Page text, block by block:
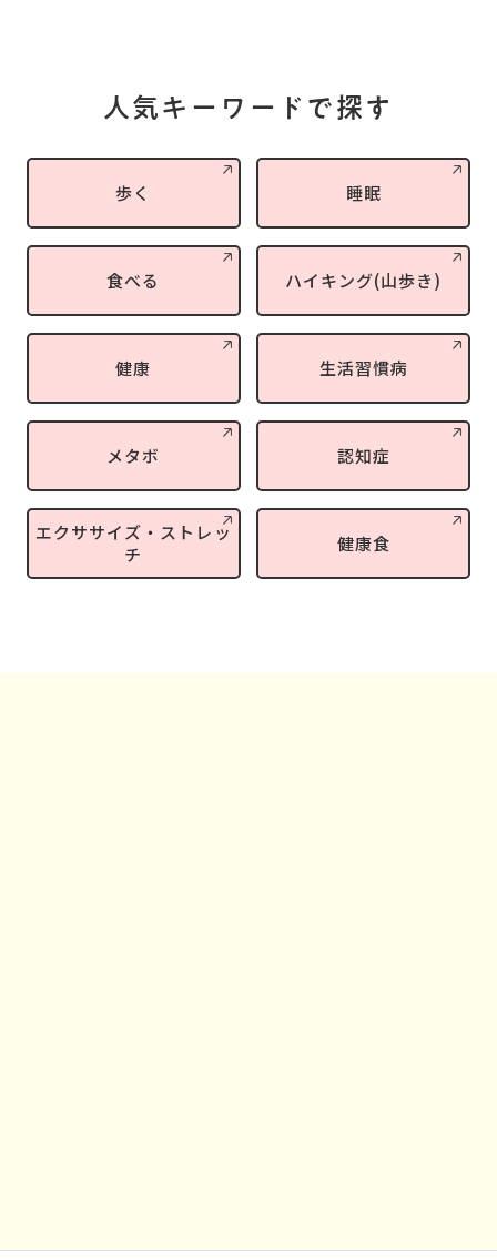
人気キーワードで探す
歩く 睡眠
食べる ハイキング(山歩き)
健康 生活習慣病
メタボ 認知症
エクササイズ・ストレッ
チ
健康食